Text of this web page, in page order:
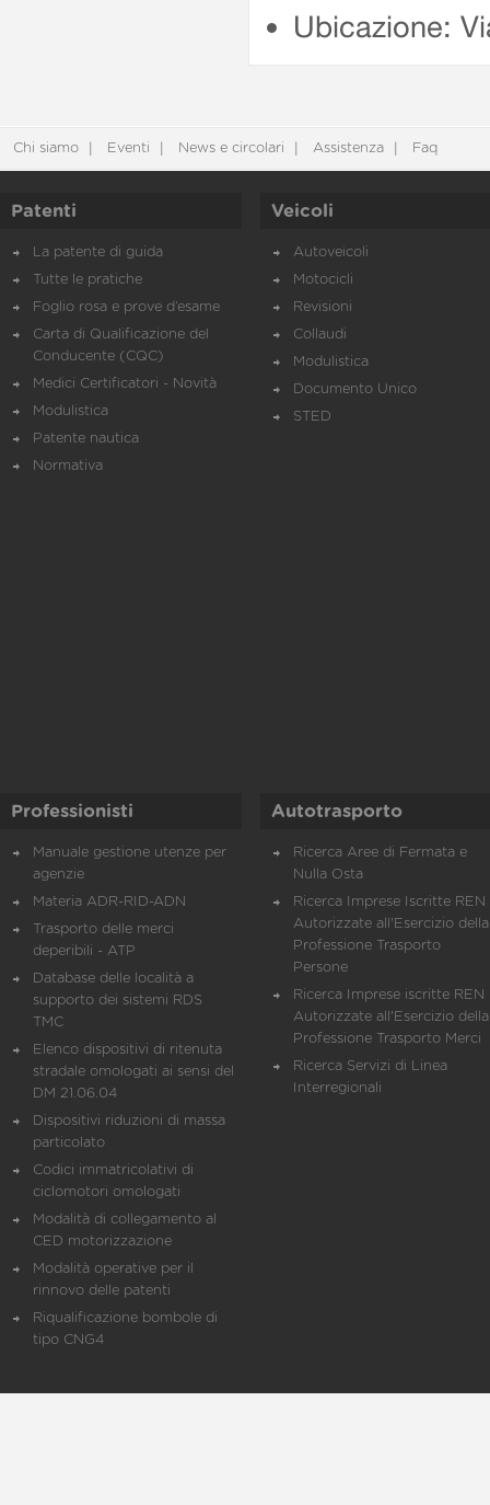
Ubicazione:
Chi siamo Eventi News e circolari Assistenza Faq
Patenti
La patente di guida
Tutte le pratiche
Foglio rosa e prove d’esame
Carta di Qualificazione del
Conducente (CQC)
Medici Certificatori - Novità
Modulistica
Patente nautica
Normativa
Veicoli
Autoveicoli
Motocicli
Revisioni
Collaudi
Modulistica
Documento Unico
STED
Professionisti
Manuale gestione utenze per
agenzie
Materia ADR-RID-ADN
Trasporto delle merci
deperibili - ATP
Database delle località a
supporto dei sistemi RDS
TMC
Elenco dispositivi di ritenuta
stradale omologati ai sensi del
DM 21.06.04
Dispositivi riduzioni di massa
particolato
Codici immatricolativi di
ciclomotori omologati
Modalità di collegamento al
CED motorizzazione
Modalità operative per il
rinnovo delle patenti
Riqualificazione bombole di
tipo CNG4
Autotrasporto
Ricerca Aree di Fermata e
Nulla Osta
Ricerca Imprese Iscritte REN
Autorizzate all'Esercizio della
Professione Trasporto
Persone
Ricerca Imprese iscritte REN
Autorizzate all'Esercizio della
Professione Trasporto Merci
Ricerca Servizi di Linea
Interregionali